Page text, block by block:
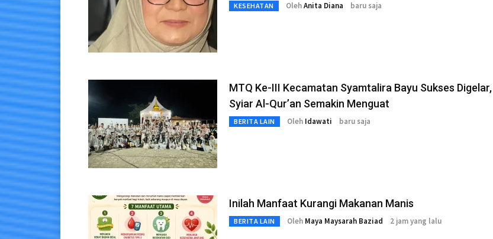
KESEHATAN OlehAnita Diana baru saja
MTQ Ke-III Kecamatan Syamtalira Bayu Sukses Digelar,
Syiar Al-Qur’an Semakin Menguat
BERITA LAIN Oleh Idawati baru saja
Inilah Manfaat Kurangi Makanan Manis
BERITA LAIN Oleh Maya Maysarah Baziad 2 jam yang lalu